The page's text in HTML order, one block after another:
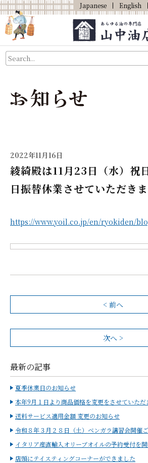
Japanese English
About Us
Products
2022年11月16日
綾綺殿は11月23日（水）祝
日振替休業させていただきま
https://www.yoil.co.jp/en/ryokiden/
< 前へ
次へ >
最新の記事
夏季休業日のお知らせ
本年9月１日より商品価格を変更をさせていただ
送料サービス適用金額 変更のお知らせ
令和８年３月２８日（土）ベンガラ講習会開催
イタリア産直輸入オリーブオイルの予約受付を開
店頭にテイスティングコーナーができました